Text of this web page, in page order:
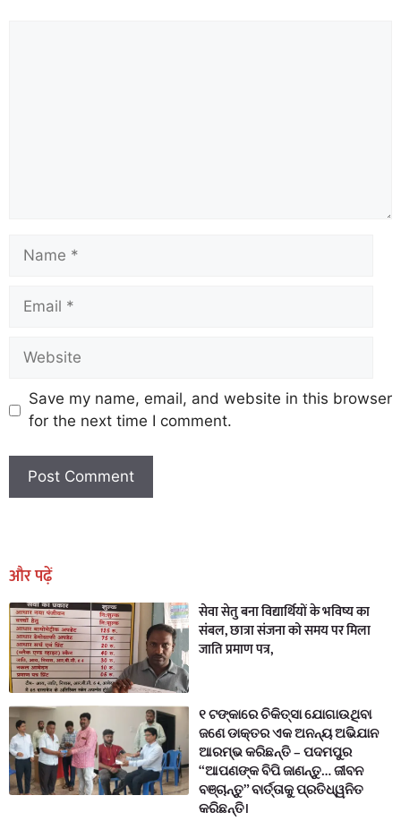
Save my name, email, and website in this browser
for the next time I comment.
और पढ़ें
सेवा सेतु बना विद्यार्थियों के भविष्य का
संबल, छात्रा संजना को समय पर मिला
जाति प्रमाण पत्र,
୧ ଟଙ୍କାରେ ଚିକିତ୍ସା ଯୋଗାଉଥିବା
ଜଣେ ଡାକ୍ତର ଏକ ଅନନ୍ୟ ଅଭିଯାନ
ଆରମ୍ଭ କରିଛନ୍ତି – ପଦମପୁର
“ଆପଣଙ୍କ ବିପି ଜାଣନ୍ତୁ… ଜୀବନ
ବଞ୍ଚାନ୍ତୁ” ବାର୍ତ୍ତାକୁ ପ୍ରତିଧ୍ୱନିତ
କରିଛନ୍ତି।